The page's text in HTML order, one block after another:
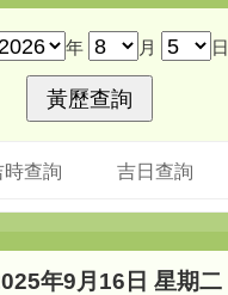
年 月 日
時查詢 吉日查詢
年9月16日 星期二